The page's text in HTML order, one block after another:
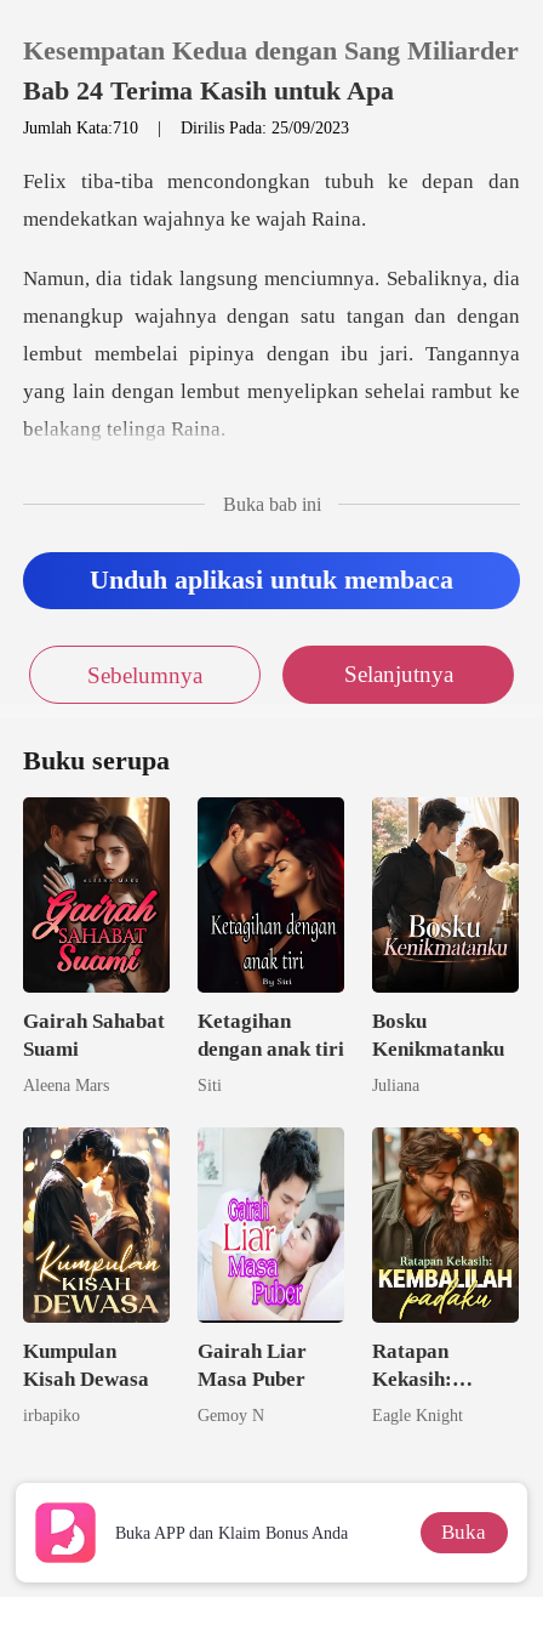
0
Riwayat Membaca
Keluar
Kesempatan Kedua dengan Sang Miliarder
Bab 24 Terima Kasih untuk Apa
Jumlah Kata:710 |Dirilis Pada: 25/09/2023
n tubuh ke depan dan
mendeka
an satu tangan dan dengan
lembut membelai pipinya dengan ibu jari. Tangannya
Buka bab ini
Unduh aplikasi untuk membaca
Sebelumnya Selanjutnya
Buku serupa
Gairah Sahabat
Suami
Aleena Mars
Ketagihan
dengan anak tiri
Siti
Bosku
Kenikmatanku
Juliana
Kumpulan
Kisah Dewasa
irbapiko
Gairah Liar
Masa Puber
Gemoy N
Ratapan
Kekasih:
Kembalilah
Eagle Knight
Buka APP dan Klaim Bonus Anda Buka